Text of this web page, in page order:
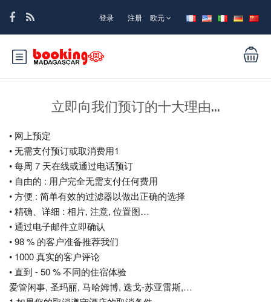
登录 注册 欧元
立即向我们预订的十大理由...
• 网上预定
• 无需支付预订或取消费用1
• 每周 7 天在线或通过电话预订
• 自由的 : 用户完全无需支付任何费用
• 方便 : 简单有效的过滤器以做出正确的选择
• 精确、详细 : 相片, 注意, 位置图…
• 通过电子邮件立即确认
• 98 % 的客户准备推荐我们
• 1000 真实的客户评论
• 直到 - 50 % 不同的住宿体验
爱管闲事, 圣玛丽, 马哈姆博, 迭戈-苏亚雷斯,…